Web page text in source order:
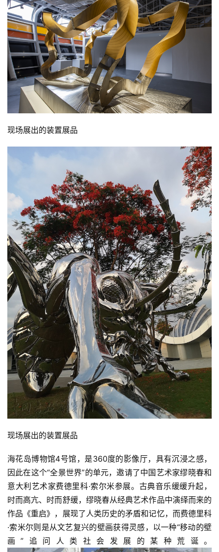
研
究
法
书
欣
赏
夜
图
容
易
寫
錯
用
錯
繁
體
字
一
百
例
现场展出的装置展品
现场展出的装置展品
海花岛博物馆4号馆，是360度的影像厅，具有沉浸之感，
因此在这个“全景世界”的单元，邀请了中国艺术家缪晓春和
意大利艺术家费德里科·索尔米参展。古典音乐缓缓升起，
时而高亢、时而舒缓，缪晓春从经典艺术作品中演绎而来的
作品《重启》，展现了人类历史的矛盾和记忆，而费德里科
·索米尔则是从文艺复兴的壁画获得灵感，以一种“移动的壁
画”追问人类社会发展的某种荒诞。